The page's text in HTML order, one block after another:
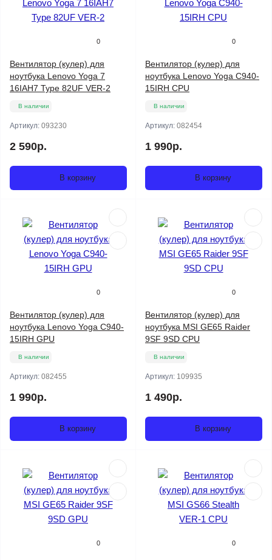
0
Вентилятор (кулер) для
ноутбука Lenovo Yoga 7
16IAH7 Type 82UF VER-2
В наличии
Артикул: 093230
2 590р.
В корзину
0
Вентилятор (кулер) для
ноутбука Lenovo Yoga C940-
15IRH CPU
В наличии
Артикул: 082454
1 990р.
В корзину
0
Вентилятор (кулер) для
ноутбука Lenovo Yoga C940-
15IRH GPU
В наличии
Артикул: 082455
1 990р.
В корзину
0
Вентилятор (кулер) для
ноутбука MSI GE65 Raider
9SF 9SD CPU
В наличии
Артикул: 109935
1 490р.
В корзину
0 0